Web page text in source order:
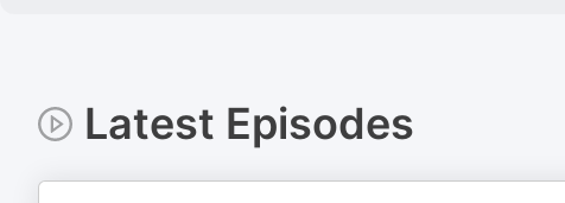
Latest Episodes